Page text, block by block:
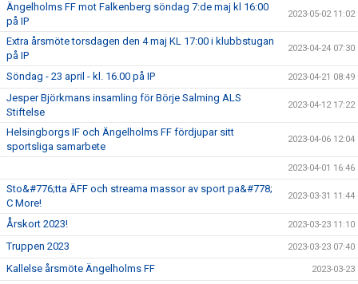
Ängelholms FF mot Falkenberg söndag 7:de maj kl 16:00
på IP
2023-05-02 11:02
Extra årsmöte torsdagen den 4 maj KL 17:00 i klubbstugan
på IP
2023-04-24 07:30
Söndag - 23 april - kl. 16.00 på IP 2023-04-21 08:49
Jesper Björkmans insamling för Börje Salming ALS
Stiftelse
2023-04-12 17:22
Helsingborgs IF och Ängelholms FF fördjupar sitt
sportsliga samarbete
2023-04-06 12:04
2023-04-01 16:46
Sto&#776;tta ÄFF och streama massor av sport pa&#778;
C More!
2023-03-31 11:44
Årskort 2023! 2023-03-23 11:10
Truppen 2023 2023-03-23 07:40
Kallelse årsmöte Ängelholms FF 2023-03-23